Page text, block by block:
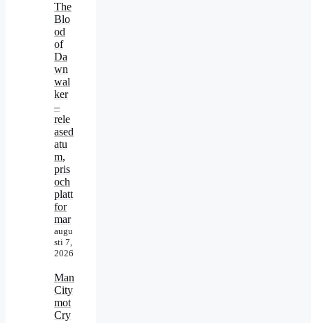
The
Blo
od
of
Da
wn
wal
ker
–
rele
ased
atu
m,
pris
och
platt
for
mar
augu
sti 7,
2026
Man
City
mot
Cry